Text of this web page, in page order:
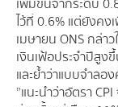
ไว้ที่ 0.6% แต่ยังคง
เมษายน ONS กล่า
เงินเฟ้อประจำปีสู
และย้ำว่าแบบจำล
”แนะนำว่าอัตรา